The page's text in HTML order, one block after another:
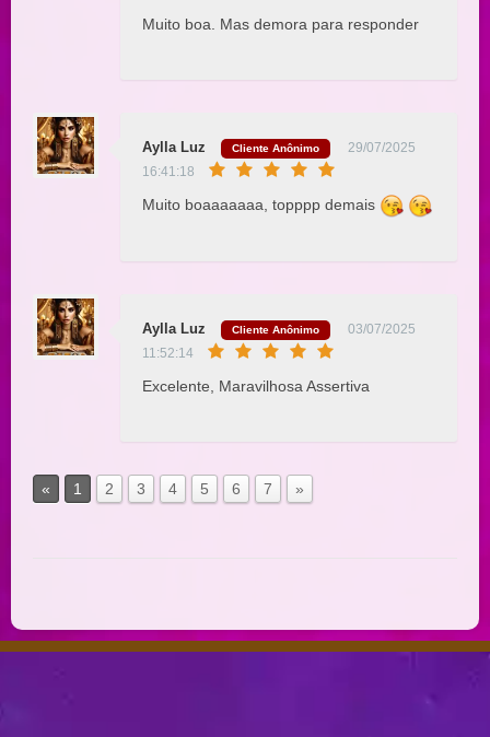
Muito boa. Mas demora para responder
Aylla Luz Cliente Anônimo
29/07/2025
16:41:18
Muito boaaaaaaa, topppp demais
Aylla Luz Cliente Anônimo
03/07/2025
11:52:14
Excelente, Maravilhosa Assertiva
« 1 2 3 4 5 6 7 »